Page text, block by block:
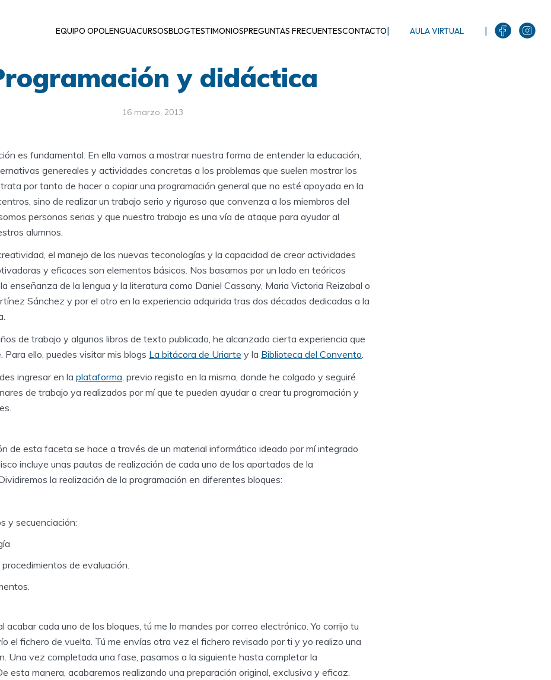
EQUIPO OPOLENGUACURSOSBLOGTESTIMONIOSPREGUNTAS FRECUENTESCONTACTO| AULA VIRTUAL |
y didáctica
16 marzo, 2013
es fundamental. En ella vamos a mostrar nuestra forma de entender la educación,
genereales y actividades concretas a los problemas que suelen mostrar los
por tanto de hacer o copiar una programación general que no esté apoyada en la
sino de realizar un trabajo serio y riguroso que convenza a los miembros del
personas serias y que nuestro trabajo es una vía de ataque para ayudar al
alumnos.
el manejo de las nuevas teconologías y la capacidad de crear actividades
y eficaces son elementos básicos. Nos basamos por un lado en teóricos
enseñanza de la lengua y la literatura como Daniel Cassany, Maria Victoria Reizabal o
Sánchez y por el otro en la experiencia adquirida tras dos décadas dedicadas a la
de trabajo y algunos libros de texto publicado, he alcanzado cierta experiencia que
Para ello, puedes visitar mis blogs La bitácora de Uriarte y la Biblioteca del Convento.
ingresar en la plataforma, previo registo en la misma, donde he colgado y seguiré
de trabajo ya realizados por mí que te pueden ayudar a crear tu programación y
de esta faceta se hace a través de un material informático ideado por mí integrado
incluye unas pautas de realización de cada uno de los apartados de la
la realización de la programación en diferentes bloques:
y secuenciación:
de evaluación.
acabar cada uno de los bloques, tú me lo mandes por correo electrónico. Yo corrijo tu
el fichero de vuelta. Tú me envías otra vez el fichero revisado por ti y yo realizo una
Una vez completada una fase, pasamos a la siguiente hasta completar la
esta manera, acabaremos realizando una preparación original, exclusiva y eficaz.